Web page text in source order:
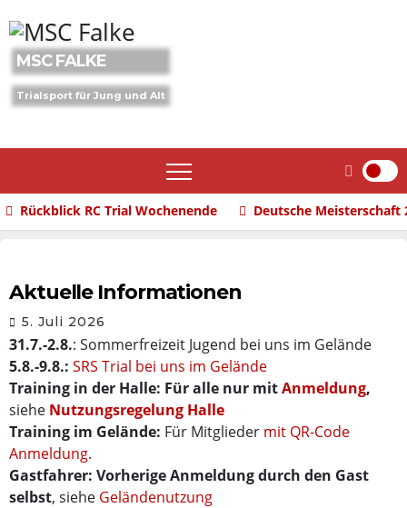
to
content
MSC FALKE
Trialsport für Jung und Alt
Rückblick RC Trial Wochenende Deutsche
Aktuelle Informationen
5. Juli 2026
31.7.-2.8.: Sommerfreizeit Jugend bei uns im Gelände
5.8.-9.8.: SRS Trial bei uns im Gelände
Training in der Halle: Für alle nur mitAnmeldung,
siehe Nutzungsregelung Halle
Training im Gelände: Für Mitglieder mit QR-Code
Anmeldung.
Gastfahrer: Vorherige Anmeldung durch den Gast
selbst, siehe Geländenutzung